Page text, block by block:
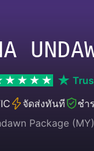
จัดส่งทันที
ชำ
Package